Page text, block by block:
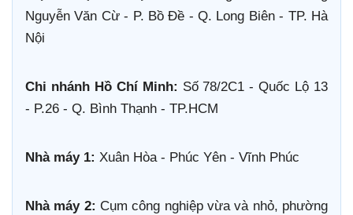
Nguyễn Văn Cừ - P. Bồ Đề - Q. Long Biên - TP. Hà
Nội
Chi nhánh Hồ Chí Minh: Số 78/2C1 - Quốc Lộ 13
- P.26 - Q. Bình Thạnh - TP.HCM
Nhà máy 1: Xuân Hòa - Phúc Yên - Vĩnh Phúc
Nhà máy 2: Cụm công nghiệp vừa và nhỏ, phường